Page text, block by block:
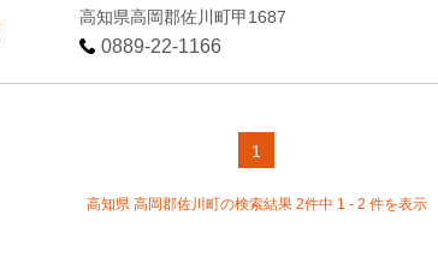
高知県高岡郡佐川町甲1687
0889-22-1166
1
高知県 高岡郡佐川町の検索結果 2件中 1 - 2 件を表示